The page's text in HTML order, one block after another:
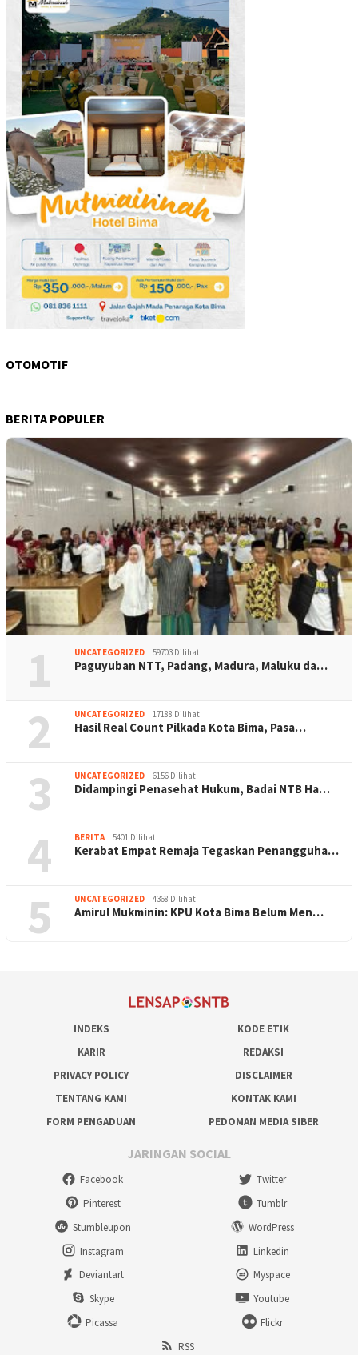
OTOMOTIF
BERITA POPULER
1 UNCATEGORIZED 59703 Dilihat
Paguyuban NTT, Padang, Madura, Maluku da…
2 UNCATEGORIZED 17188 Dilihat
Hasil Real Count Pilkada Kota Bima, Pasa…
3 UNCATEGORIZED 6156 Dilihat
Didampingi Penasehat Hukum, Badai NTB Ha…
4 BERITA 5401 Dilihat
Kerabat Empat Remaja Tegaskan Penangguha…
5 UNCATEGORIZED 4368 Dilihat
Amirul Mukminin: KPU Kota Bima Belum Men…
INDEKS
KODE ETIK
KARIR
REDAKSI
PRIVACY POLICY
DISCLAIMER
TENTANG KAMI
KONTAK KAMI
FORM PENGADUAN
PEDOMAN MEDIA SIBER
JARINGAN SOCIAL
Facebook
Twitter
Pinterest
Tumblr
Stumbleupon
WordPress
Instagram
Linkedin
Deviantart
Myspace
Skype
Youtube
Picassa
Flickr
RSS